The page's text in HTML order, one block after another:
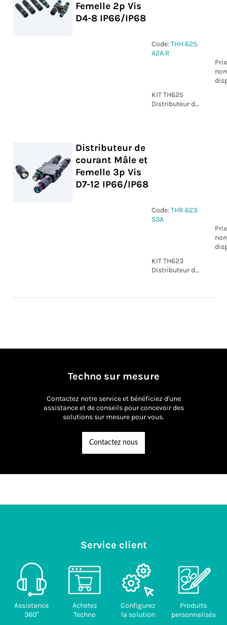
Femelle 2p Vis
D4-8 IP66/IP68
Code:THH.625.
A2A.R
Prix
non
KIT TH625
Distributeur de
Distributeur de
courant Mâle et
Femelle 3p Vis
D7-12 IP66/IP68
Code:THR.623.
S3A
Prix
non
KIT TH623
Distributeur de
Vis D7-12
Techno sur mesure
Contactez notre service et bénéficiez d'une
assistance et de conseils pour concevoir des
solutions sur mesure pour vous.
Contactez nous
Service client
Assistance
360°
Achetez
Techno
Configurez
la solution
Produits
personnalisés